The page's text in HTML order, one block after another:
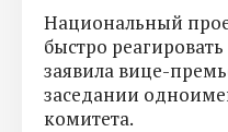
Национальный
быстро
заявила вице-
заседании
комитета.